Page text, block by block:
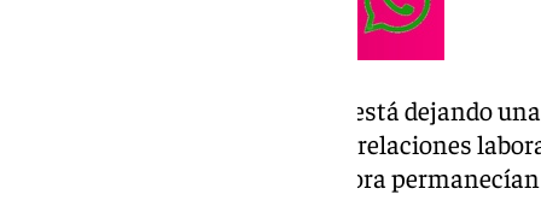
Pero la regularización también está dejando
más incómoda: al sacar a la luz relaciones
afloran los costes que hasta ahora